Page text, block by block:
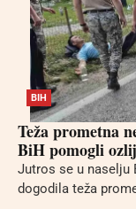
BIH
Teža prometna
BiH pomogli
Jutros se u naselju
dogodila teža